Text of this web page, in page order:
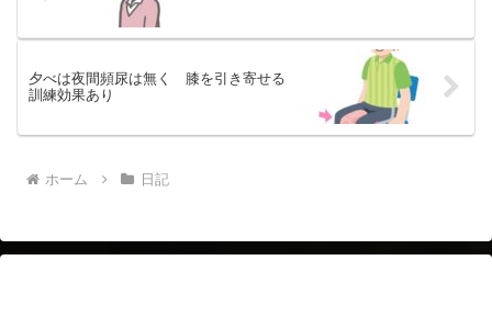
夕べは夜間頻尿は無く 膝を引き寄せる
訓練効果あり
ホーム 日記